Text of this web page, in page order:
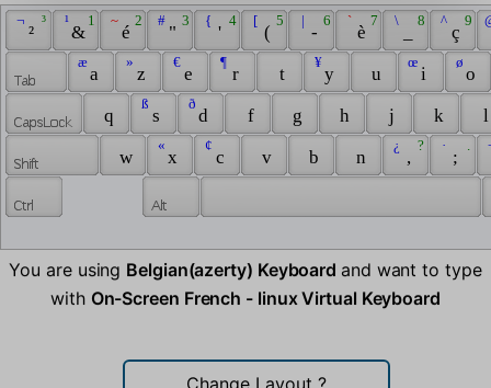
²
³
¬
&
1
¹
é
2
~
"
3
#
'
4
{
(
5
[
-
6
|
è
7
` 8
\
ç
9
^
a
æ
z
»
e
€
r
¶
t y
¥
u i
œ
o
ø
q s
ß
d
ð
f g h j k
w
x
«
c
¢
v b n ,
?
¿
;
·
You are using Belgian(azerty) Keyboard and want to type
with On-Screen French - linux Virtual Keyboard
Change Layout ?